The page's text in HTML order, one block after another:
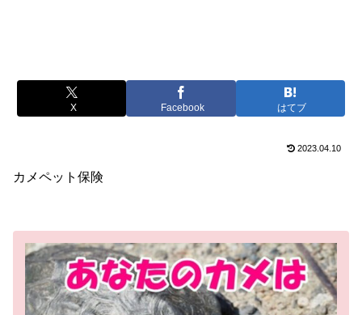
X Facebook はてブ
2023.04.10
カメペット保険